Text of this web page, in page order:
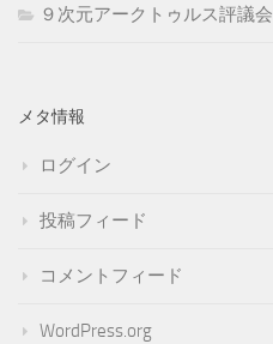
９次元アークトゥルス評議会
メタ情報
ログイン
投稿フィード
コメントフィード
WordPress.org